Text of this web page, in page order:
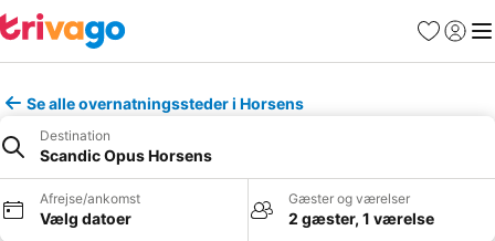
Favoritter
Log ind
Se alle overnatningssteder i Horsens
Destination
Scandic Opus Horsens
Afrejse/ankomst
Vælg datoer
Gæster og værelser
2 gæster, 1 værelse